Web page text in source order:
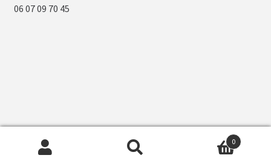
06 07 09 70 45
Recherche
Recherche
0